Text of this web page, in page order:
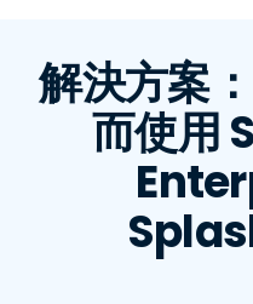
解決方案
而使用